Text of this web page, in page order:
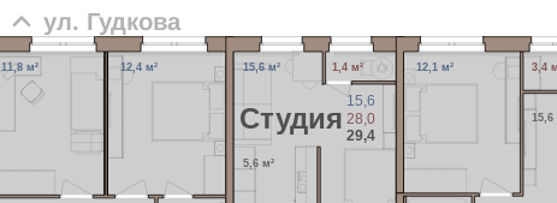
12,4 м²
11,8 м² 1,4 м²
5,6 м²
15,6 м²
Cтудия
15,6
28,0
29,4
3,4
12,1 м²
15,6
ул. Гудкова